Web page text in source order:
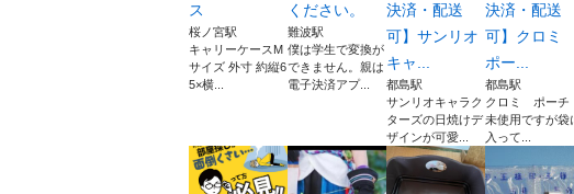
ス
桜ノ宮駅
キャリーケースM
サイズ 外寸 約縦6
5×横...
ください。
難波駅
僕は学生で変換が
できません。親は
電子決済アプ...
決済・配送
可】サンリオ
キャ...
都島駅
サンリオキャラク
ターズの日焼けデ
ザインが可愛...
決済・配送
可】クロミ
ポー...
都島駅
クロミ ポーチ
未使用ですが袋
入って...